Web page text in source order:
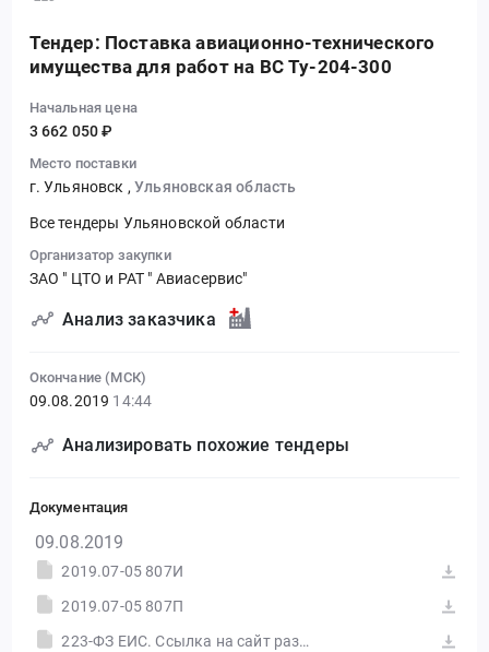
Тендер: Поставка авиационно-технического
имущества для работ на ВС Ту-204-300
Начальная цена
3 662 050 ₽
Место поставки
г. Ульяновск ,Ульяновская область
Все тендеры Ульяновской области
Организатор закупки
ЗАО " ЦТО и РАТ " Авиасервис"
Анализ заказчика
Окончание (МСК)
09.08.2019 14:44
Анализировать похожие тендеры
Документация
09.08.2019
2019.07-05 807И
2019.07-05 807П
223-ФЗ ЕИС. Ссылка на сайт размещения тендера #30557589596.doc